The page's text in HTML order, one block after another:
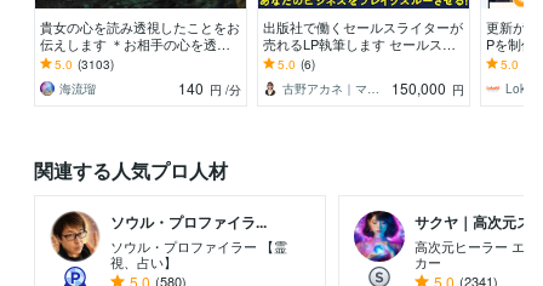
貴女の心を読み透視したことをお
伝えします ＊お相手の心を透視
しあなたにお伝えします
5.0 (3103)
海流瑠
140 円 /分
出版社で働くセールスライターが
売れるLP執筆します セールス運
用経験と執筆スキルで集客・商品
の価値を伝えきる！
5.0 (6)
古野アカネ｜マーケター＋プロデューサー
150,000 円
更新が
Pを制作
ート☆企
5.0
関連する人気プロ人材
ソウル・プロファイラ...
ソウル・プロファイラー 【霊
視、占い】
(580)
サクヤ｜高次元ス
高次元ヒーラー エネ
カー
(2341)